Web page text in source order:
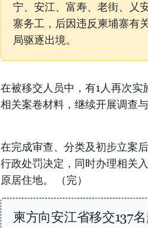
宁、安江、富寿、老街、乂
寨务工，后因违反柬埔寨有
局驱逐出境。
在被移交人员中，有1人再次
相关案卷材料，继续开展调查
在完成审查、分类及初步立案
行政处罚决定，同时办理相关
原居住地。 （完）
柬方向安江省移交137